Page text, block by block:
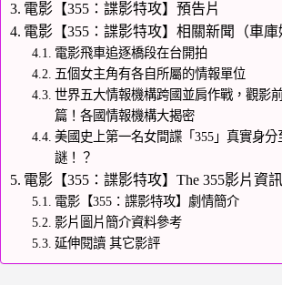
電影【355：諜影特攻】預告片
電影【355：諜影特攻】相關新聞（車庫
電影飛車追逐橋段在台開拍
五個女主角有各自所屬的情報單位
世界五大情報機構跨國並肩作戰，觀影
篇！各國情報機構大揭密
美國史上第一名女間諜「355」真實身分
謎！？
電影【355：諜影特攻】The 355影片資訊
電影【355：諜影特攻】劇情簡介
影片圖片簡介資料參考
延伸閱讀 其它影評